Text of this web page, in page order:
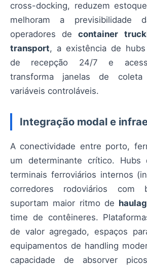
cross-docking, reduzem
melhoram a previsibilidade
operadores decontainer
transport, a existência de hubs
de recepção 24/7 e
transforma janelas de
variáveis controláveis.
Integração modal e
A conectividade entre porto,
um determinante crítico. Hubs
terminais ferroviários internos
corredores rodoviários com
suportam maior ritmo de
time de contêineres.
de valor agregado, espaços
equipamentos de handling
capacidade de absorver